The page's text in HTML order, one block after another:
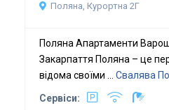
Поляна, Курортна 2Г
Поляна Апартаменти
Закарпаття Поляна – це
відома своїми ... Свалява
Сервіси: